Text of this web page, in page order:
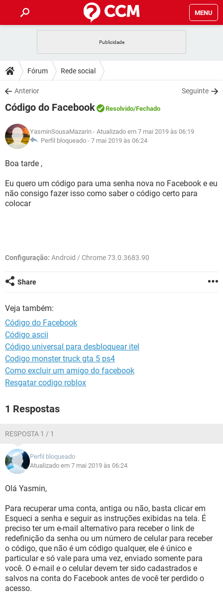
MENU
CELULAR
OUTLOOK
INSTAGRAM GMAIL
GUIA DE COMPRAS
DICAS
JOGOS
INSTAGRAM GMAIL
GUIA DE COMPRAS
DOWNLOADS
JOGOS WHATSAPP
CELULAR
OUTLOOK EXCEL
INSTAGRAM
FÓRUM
JOGOS WHATSAPP
CELULAR
OUTLOOK
INSTAGRAM GMAIL
GUIA DE COMPRAS
GLOSSÁRIO
OUTLOOK EXCEL
Fórum Rede social
Anterior Seguinte
Código do Facebook Resolvido/Fechado
YasminSousaMazarin - Atualizado em 7 mai 2019 às 06:19
Perfil bloqueado - 7 mai 2019 às 06:24
Boa tarde ,
Eu quero um código para uma senha nova no Facebook e eu
não consigo fazer isso como saber o código certo para
colocar
Configuração: Android / Chrome 73.0.3683.90
Share
Veja também:
Código do Facebook
Código ascii
Código universal para desbloquear itel
Codigo monster truck gta 5 ps4
Como excluir um amigo do facebook
Resgatar codigo roblox
1 Respostas
RESPOSTA 1 / 1
Perfil bloqueado
Atualizado em 7 mai 2019 às 06:24
Olá Yasmin,
Para recuperar uma conta, antiga ou não, basta clicar em
Esqueci a senha e seguir as instruções exibidas na tela. É
preciso ter um e-mail alternativo para receber o link de
redefinição da senha ou um número de celular para receber
o código, que não é um código qualquer, ele é único e
particular e só vale para uma vez, enviado somente para
você. O e-mail e o celular devem ter sido cadastrados e
salvos na conta do Facebook antes de você ter perdido o
acesso.